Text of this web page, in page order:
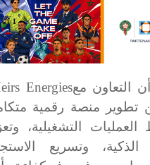
التعاون معEnergies
تطوير منصة رقمية
العمليات التشغيلية،
الذكية، وتسريع